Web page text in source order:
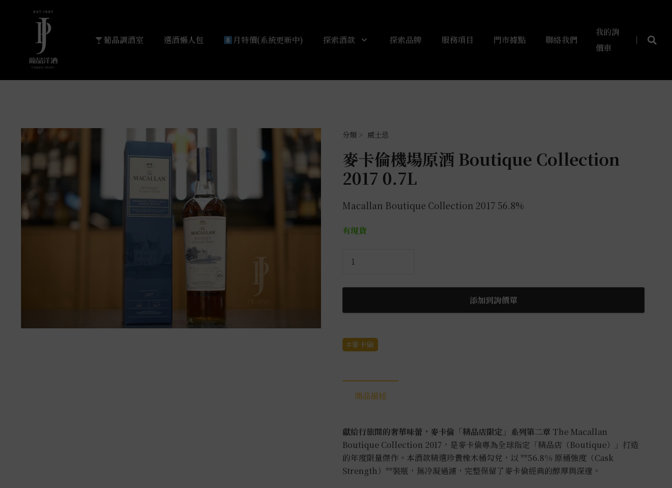
葡晶調酒室 選酒懶人包 月特價(系統更新中) 探索酒款 探索品牌 服務項目 門市據點 聯絡我們
我的詢
價車
威士忌
麥卡倫機場原酒 Boutique Collection
2017 0.7L
Macallan Boutique Collection 2017 56.8%
有現貨
Boutique
0.7L
添加到詢價單
麥卡倫
商品描述
獻給行旅間的奢華味蕾，麥卡倫「精品店限定」系列第二章 The Macallan
Boutique Collection 2017，是麥卡倫專為全球指定「精品店（Boutique）」打造
的年度限量傑作。本酒款精選珍貴橡木桶勾兌，以 **56.8% 原桶強度（Cask
Strength）**裝瓶，無冷凝過濾，完整保留了麥卡倫經典的醇厚與深邃。